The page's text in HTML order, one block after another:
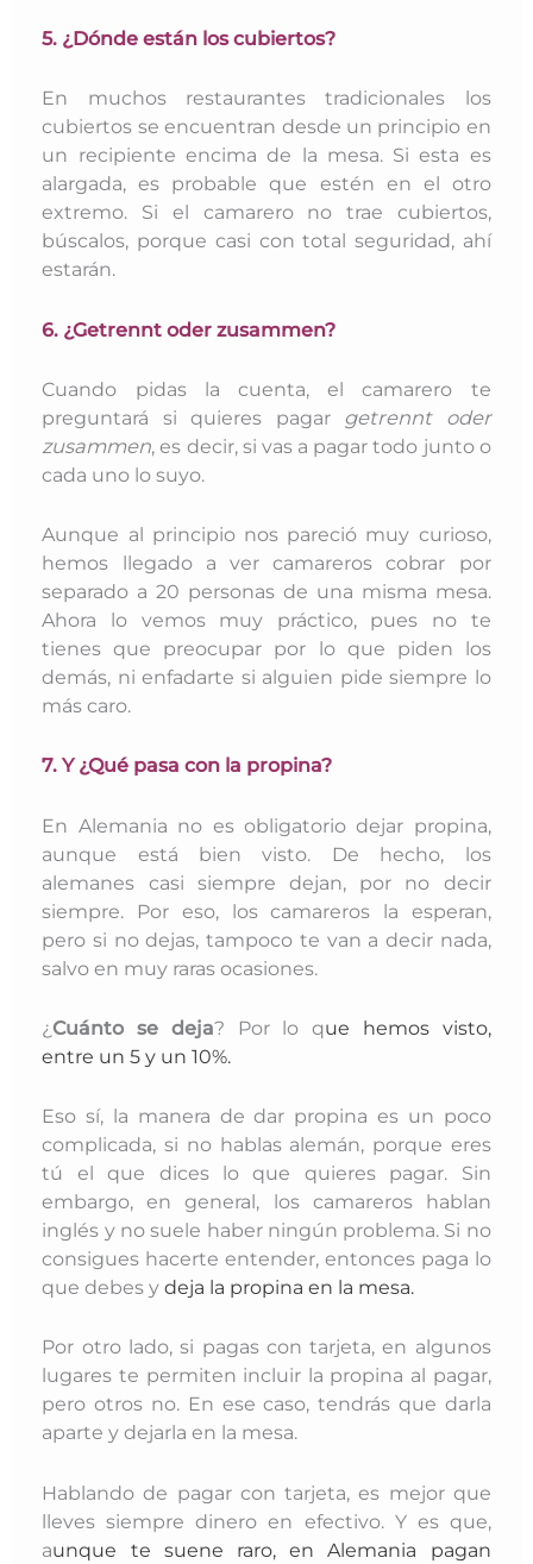
5. ¿Dónde están los cubiertos?
En muchos restaurantes tradicionales los
cubiertos se encuentran desde un principio en
un recipiente encima de la mesa. Si esta es
alargada, es probable que estén en el otro
extremo. Si el camarero no trae cubiertos,
búscalos, porque casi con total seguridad, ahí
estarán.
6. ¿Getrennt oder zusammen?
Cuando pidas la cuenta, el camarero te
preguntará si quieres pagar getrennt oder
zusammen, es decir, si vas a pagar todo junto o
cada uno lo suyo.
Aunque al principio nos pareció muy curioso,
hemos llegado a ver camareros cobrar por
separado a 20 personas de una misma mesa.
Ahora lo vemos muy práctico, pues no te
tienes que preocupar por lo que piden los
demás, ni enfadarte si alguien pide siempre lo
más caro.
7. Y ¿Qué pasa con la propina?
En Alemania no es obligatorio dejar propina,
aunque está bien visto. De hecho, los
alemanes casi siempre dejan, por no decir
siempre. Por eso, los camareros la esperan,
pero si no dejas, tampoco te van a decir nada,
salvo en muy raras ocasiones.
¿Cuánto se deja? Por lo que hemos visto,
entre un 5 y un 10%.
Eso sí, la manera de dar propina es un poco
complicada, si no hablas alemán, porque eres
tú el que dices lo que quieres pagar. Sin
embargo, en general, los camareros hablan
inglés y no suele haber ningún problema. Si no
consigues hacerte entender, entonces paga lo
que debes y deja la propina en la mesa.
Por otro lado, si pagas con tarjeta, en algunos
lugares te permiten incluir la propina al pagar,
pero otros no. En ese caso, tendrás que darla
aparte y dejarla en la mesa.
Hablando de pagar con tarjeta, es mejor que
lleves siempre dinero en efectivo. Y es que,
aunque te suene raro, en Alemania pagan